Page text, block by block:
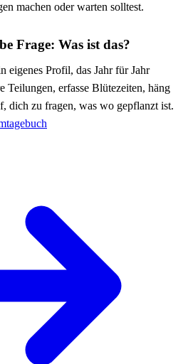
machen oder warten solltest.
Frage: Was ist das?
eigenes Profil, das Jahr für Jahr
Teilungen, erfasse Blütezeiten, häng
dich zu fragen, was wo gepflanzt ist.